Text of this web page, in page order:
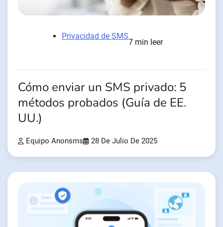
Privacidad de SMS
7 min leer
Cómo enviar un SMS privado: 5
métodos probados (Guía de EE.
UU.)
Equipo Anonsms 28 De Julio De 2025